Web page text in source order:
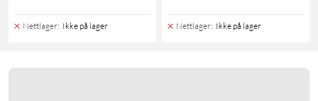
Nettlager: Ikke på lager Nettlager: Ikke på lager